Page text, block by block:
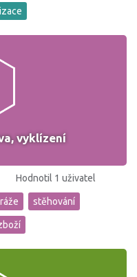
vyklízení
Hodnotil 1 uživatel
stěhování